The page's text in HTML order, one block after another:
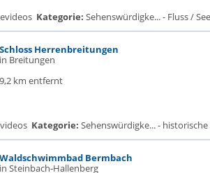
Kategorie: Sehenswürdigke... - Fluss /
Schloss Herrenbreitungen
in Breitungen
9,2 km entfernt
Kategorie: Sehenswürdigke... - historische
Waldschwimmbad Bermbach
in Steinbach-Hallenberg